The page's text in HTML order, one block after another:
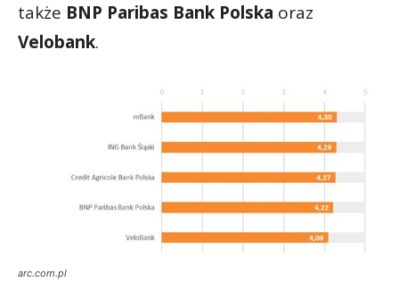
także BNP Paribas Bank Polska oraz
Velobank.
arc.com.pl